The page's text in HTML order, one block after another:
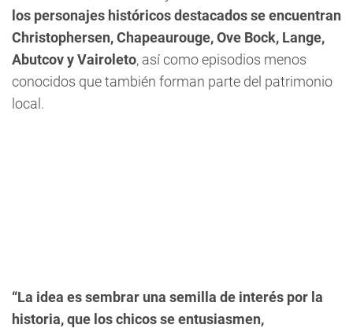
los personajes históricos destacados se encuentran
Christophersen, Chapeaurouge, Ove Bock, Lange,
Abutcov y Vairoleto, así como episodios menos
conocidos que también forman parte del patrimonio
local.
“La idea es sembrar una semilla de interés por la
historia, que los chicos se entusiasmen,